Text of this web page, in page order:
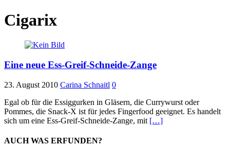
Cigarix
Eine neue Ess-Greif-Schneide-Zange
23. August 2010 Carina Schnaitl 0
Egal ob für die Essiggurken in Gläsern, die Currywurst oder
Pommes, die Snack-X ist für jedes Fingerfood geeignet. Es handelt
sich um eine Ess-Greif-Schneide-Zange, mit […]
AUCH WAS ERFUNDEN?